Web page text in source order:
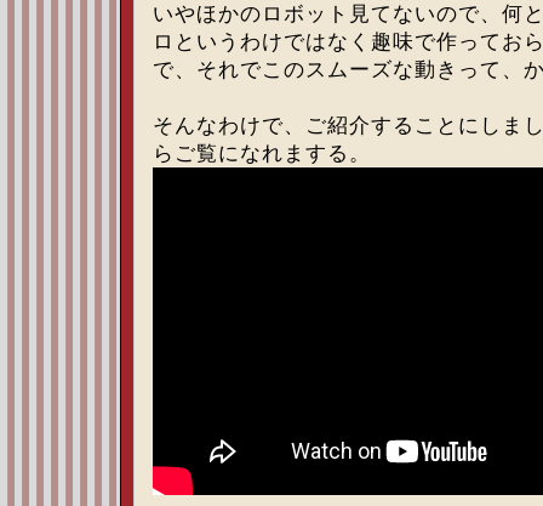
いやほかのロボット見てないので、何
ロというわけではなく趣味で作ってお
で、それでこのスムーズな動きって、
そんなわけで、ご紹介することにしま
らご覧になれまする。